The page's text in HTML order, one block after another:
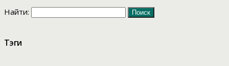
Найти:
Тэги